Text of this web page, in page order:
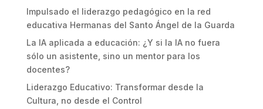
Impulsado el liderazgo pedagógico en la red
educativa Hermanas del Santo Ángel de la Guarda
La IA aplicada a educación: ¿Y si la IA no fuera
sólo un asistente, sino un mentor para los
docentes?
Liderazgo Educativo: Transformar desde la
Cultura, no desde el Control